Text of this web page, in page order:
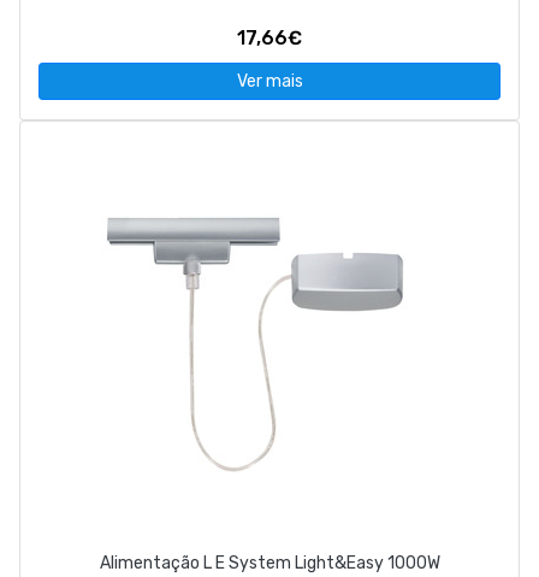
17,66€
Ver mais
Alimentação L E System Light&Easy 1000W